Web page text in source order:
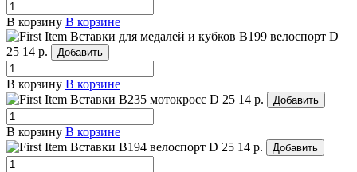
В корзину В корзине
Вставки для медалей и кубков B199 велоспорт D
25 14 р. Добавить
В корзину В корзине
Вставки B235 мотокросс D 25 14 р. Добавить
В корзину В корзине
Вставки B194 велоспорт D 25 14 р. Добавить